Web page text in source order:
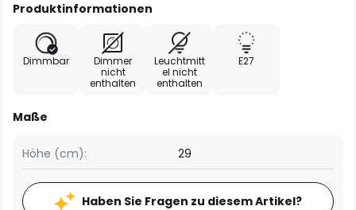
Produktinformationen
Dimmbar
Dimmer
nicht
enthalten
Leuchtmitt
el nicht
enthalten
E27
Maße
Höhe (cm): 29
Haben Sie Fragen zu diesem Artikel?